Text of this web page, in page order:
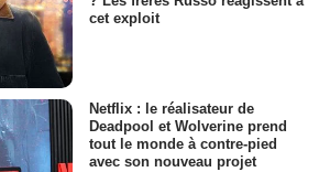
cet exploit
Netflix : le réalisateur de
Deadpool et Wolverine prend
tout le monde à contre-pied
avec son nouveau projet